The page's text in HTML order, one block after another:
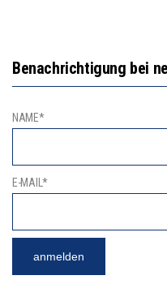
Benachrichtigung bei
NAME*
E-MAIL*